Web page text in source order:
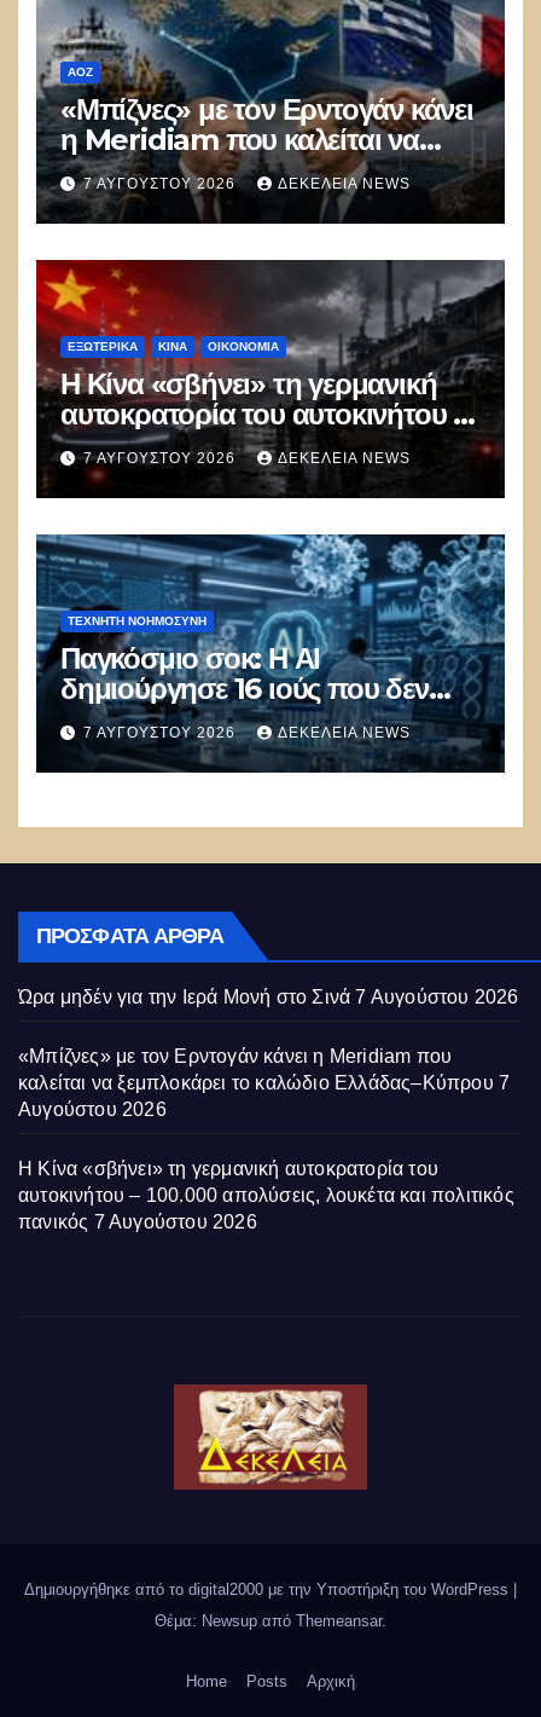
ΑΟΖ
«Μπίζνες» με τον Ερντογάν κάνει
η Meridiam που καλείται να
ξεμπλοκάρει το καλώδιο
Ελλάδας–Κύπρου
7 ΑΥΓΟΎΣΤΟΥ 2026 ΔΕΚΈΛΕΙΑ NEWS
ΕΞΩΤΕΡΙΚΑ ΚΊΝΑ ΟΙΚΟΝΟΜΙΑ
Η Κίνα «σβήνει» τη γερμανική
αυτοκρατορία του αυτοκινήτου –
100.000 απολύσεις, λουκέτα και
πολιτικός πανικός
7 ΑΥΓΟΎΣΤΟΥ 2026 ΔΕΚΈΛΕΙΑ NEWS
ΤΕΧΝΗΤΉ ΝΟΗΜΟΣΎΝΗ
Παγκόσμιο σοκ: Η ΑΙ
δημιούργησε 16 ιούς που δεν
υπάρχουν στη φύση –
Συναγερμός: Ο εφιάλτης μόλις
άρχισε
7 ΑΥΓΟΎΣΤΟΥ 2026 ΔΕΚΈΛΕΙΑ NEWS
ΠΡΌΣΦΑΤΑ ΆΡΘΡΑ
Ώρα μηδέν για την Ιερά Μονή στο Σινά 7 Αυγούστου 2026
«Μπίζνες» με τον Ερντογάν κάνει η Meridiam που
καλείται να ξεμπλοκάρει το καλώδιο Ελλάδας–Κύπρου 7
Αυγούστου 2026
Η Κίνα «σβήνει» τη γερμανική αυτοκρατορία του
αυτοκινήτου – 100.000 απολύσεις, λουκέτα και πολιτικός
πανικός 7 Αυγούστου 2026
Δημιουργήθηκε από το digital2000 με την Υποστήριξη του WordPress
Θέμα: Newsup από Themeansar.
Home Posts Αρχική